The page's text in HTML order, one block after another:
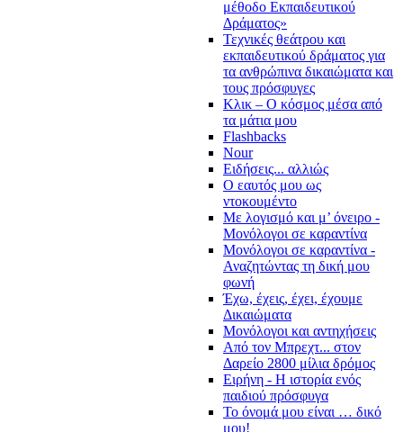
μέθοδο Εκπαιδευτικού
Δράματος»
Τεχνικές θεάτρου και
εκπαιδευτικού δράματος για
τα ανθρώπινα δικαιώματα και
τους πρόσφυγες
Κλικ – Ο κόσμος μέσα από
τα μάτια μου
Flashbacks
Nour
Ειδήσεις... αλλιώς
Ο εαυτός μου ως
ντοκουμέντο
Με λογισμό και μ’ όνειρο -
Μονόλογοι σε καραντίνα
Μονόλογοι σε καραντίνα -
Αναζητώντας τη δική μου
φωνή
Έχω, έχεις, έχει, έχουμε
Δικαιώματα
Μονόλογοι και αντηχήσεις
Από τον Μπρεχτ... στον
Δαρείο 2800 μίλια δρόμος
Ειρήνη - Η ιστορία ενός
παιδιού πρόσφυγα
Το όνομά μου είναι … δικό
μου!